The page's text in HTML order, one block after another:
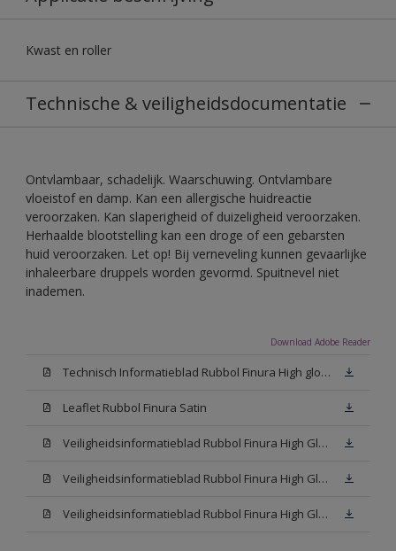
Kwast en roller
Technische & veiligheidsdocumentatie
Ontvlambaar, schadelijk. Waarschuwing. Ontvlambare
vloeistof en damp. Kan een allergische huidreactie
veroorzaken. Kan slaperigheid of duizeligheid veroorzaken.
Herhaalde blootstelling kan een droge of een gebarsten
huid veroorzaken. Let op! Bij verneveling kunnen gevaarlijke
inhaleerbare druppels worden gevormd. Spuitnevel niet
inademen.
Download Adobe Reader
Technisch Informatieblad Rubbol Finura High gloss (PDF)
Leaflet Rubbol Finura Satin
Veiligheidsinformatieblad Rubbol Finura High Gloss W05 (MSDS)
Veiligheidsinformatieblad Rubbol Finura High Gloss White (MSDS)
Veiligheidsinformatieblad Rubbol Finura High Gloss N00 (MSDS)